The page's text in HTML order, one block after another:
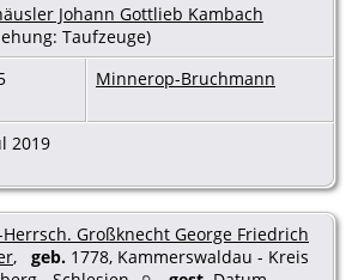
Johann Gottlieb Kambach
Taufzeuge)
Minnerop-Bruchmann
2019
Herrsch. Großknecht George Friedrich
, geb. 1778, Kammerswaldau - Kreis